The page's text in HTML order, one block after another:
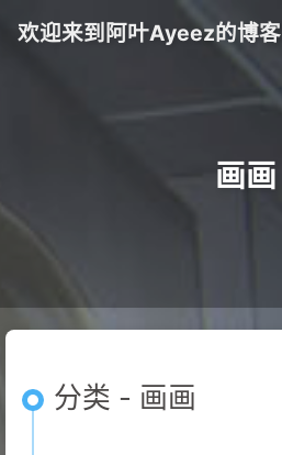
欢迎来到阿叶Ayeez的博客
画画
分类 - 画画